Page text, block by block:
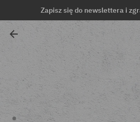
Zapisz się do newslettera i